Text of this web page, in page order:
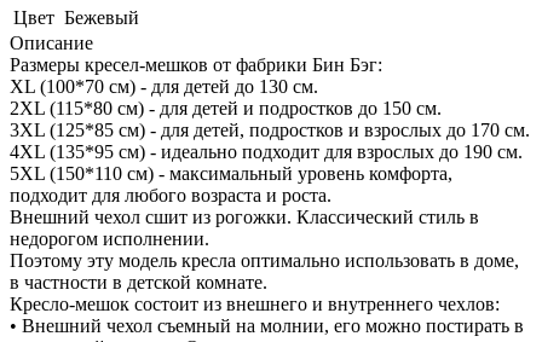
Цвет Бежевый
Описание
Размеры кресел-мешков от фабрики Бин Бэг:
XL (100*70 см) - для детей до 130 см.
2XL (115*80 см) - для детей и подростков до 150 см.
3XL (125*85 см) - для детей, подростков и взрослых до 170 см.
4XL (135*95 см) - идеально подходит для взрослых до 190 см.
5XL (150*110 см) - максимальный уровень комфорта,
подходит для любого возраста и роста.
Внешний чехол сшит из рогожки. Классический стиль в
недорогом исполнении.
Поэтому эту модель кресла оптимально использовать в доме,
в частности в детской комнате.
Кресло-мешок состоит из внешнего и внутреннего чехлов:
• Внешний чехол съемный на молнии, его можно постирать в